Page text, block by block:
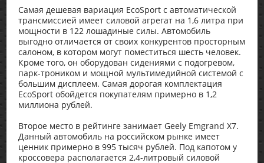
Самая дешевая вариация EcoSport с автоматической
трансмиссией имеет силовой агрегат на 1,6 литра при
мощности в 122 лошадиные силы. Автомобиль
выгодно отличается от своих конкурентов просторным
салоном, в котором могут поместиться шесть человек.
Кроме того, он оборудован сидениями с подогревом,
парк-троником и мощной мультимедийной системой с
большим дисплеем. Самая дорогая комплектация
EcoSport обойдется покупателям примерно в 1,2
миллиона рублей.
Второе место в рейтинге занимает Geely Emgrand X7.
Данный автомобиль на российском рынке имеет
ценник примерно в 995 тысяч рублей. Под капотом у
кроссовера располагается 2,4-литровый силовой